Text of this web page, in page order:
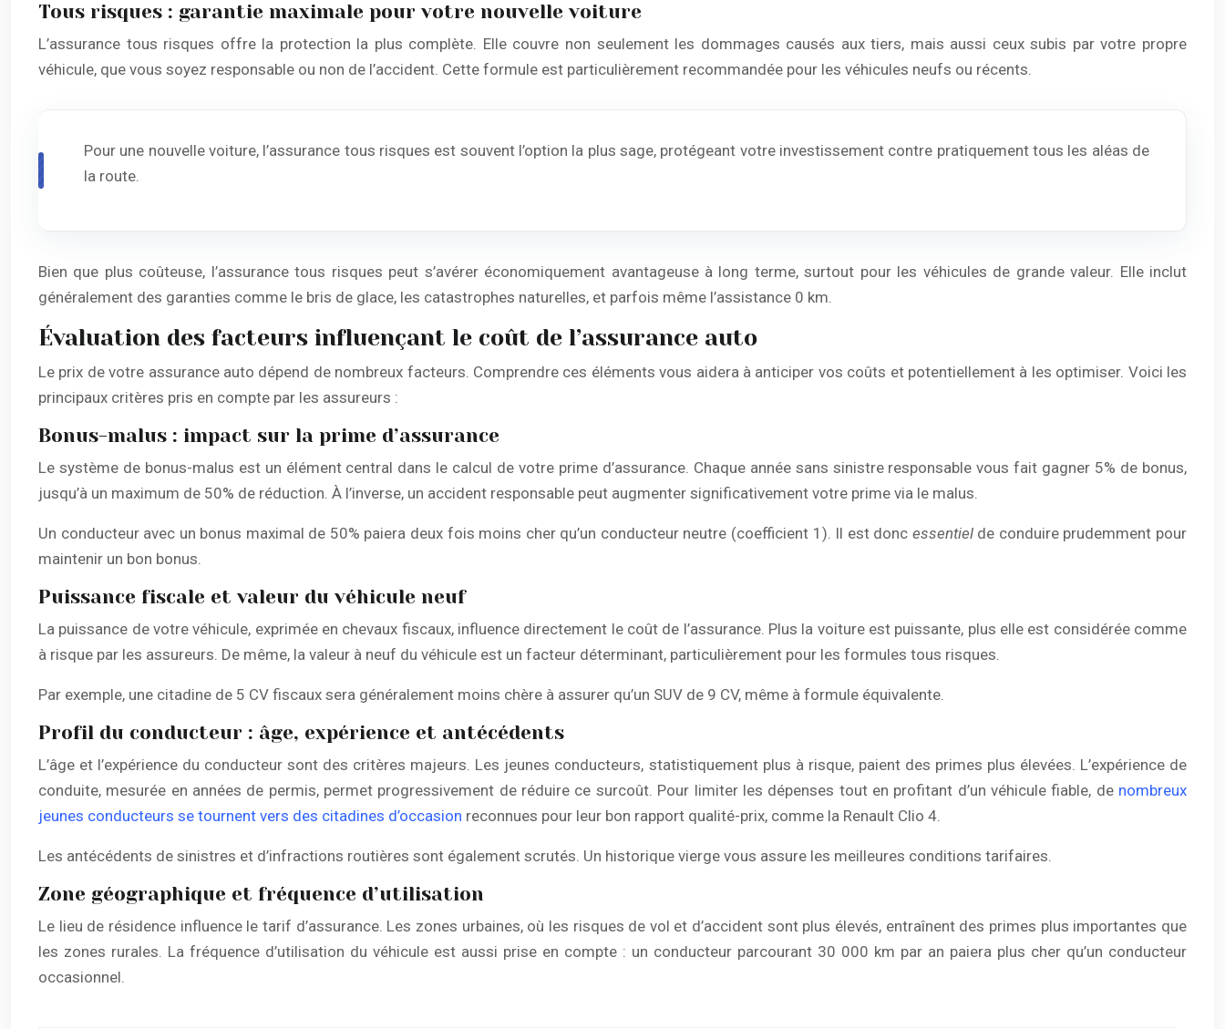
Tous risques : garantie maximale pour votre nouvelle voiture
L’assurance tous risques offre la protection la plus complète. Elle couvre non seulement les dommages causés aux tiers, mais aussi ceux subis par votre propre
véhicule, que vous soyez responsable ou non de l’accident. Cette formule est particulièrement recommandée pour les véhicules neufs ou récents.
Pour une nouvelle voiture, l’assurance tous risques est souvent l’option la plus sage, protégeant votre investissement contre pratiquement tous les aléas de
la route.
Bien que plus coûteuse, l’assurance tous risques peut s’avérer économiquement avantageuse à long terme, surtout pour les véhicules de grande valeur. Elle inclut
généralement des garanties comme le bris de glace, les catastrophes naturelles, et parfois même l’assistance 0 km.
Évaluation des facteurs influençant le coût de l’assurance auto
Le prix de votre assurance auto dépend de nombreux facteurs. Comprendre ces éléments vous aidera à anticiper vos coûts et potentiellement à les optimiser. Voici les
principaux critères pris en compte par les assureurs :
Bonus-malus : impact sur la prime d’assurance
Le système de bonus-malus est un élément central dans le calcul de votre prime d’assurance. Chaque année sans sinistre responsable vous fait gagner 5% de bonus,
jusqu’à un maximum de 50% de réduction. À l’inverse, un accident responsable peut augmenter significativement votre prime via le malus.
Un conducteur avec un bonus maximal de 50% paiera deux fois moins cher qu’un conducteur neutre (coefficient 1). Il est donc essentiel de conduire prudemment pour
maintenir un bon bonus.
Puissance fiscale et valeur du véhicule neuf
La puissance de votre véhicule, exprimée en chevaux fiscaux, influence directement le coût de l’assurance. Plus la voiture est puissante, plus elle est considérée comme
à risque par les assureurs. De même, la valeur à neuf du véhicule est un facteur déterminant, particulièrement pour les formules tous risques.
Par exemple, une citadine de 5 CV fiscaux sera généralement moins chère à assurer qu’un SUV de 9 CV, même à formule équivalente.
Profil du conducteur : âge, expérience et antécédents
L’âge et l’expérience du conducteur sont des critères majeurs. Les jeunes conducteurs, statistiquement plus à risque, paient des primes plus élevées. L’expérience de
conduite, mesurée en années de permis, permet progressivement de réduire ce surcoût. Pour limiter les dépenses tout en profitant d’un véhicule fiable, de nombreux
jeunes conducteurs se tournent vers des citadines d’occasion reconnues pour leur bon rapport qualité-prix, comme la Renault Clio 4.
Les antécédents de sinistres et d’infractions routières sont également scrutés. Un historique vierge vous assure les meilleures conditions tarifaires.
Zone géographique et fréquence d’utilisation
Le lieu de résidence influence le tarif d’assurance. Les zones urbaines, où les risques de vol et d’accident sont plus élevés, entraînent des primes plus importantes que
les zones rurales. La fréquence d’utilisation du véhicule est aussi prise en compte : un conducteur parcourant 30 000 km par an paiera plus cher qu’un conducteur
occasionnel.